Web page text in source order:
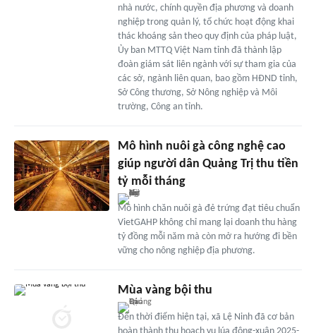
nhà nước, chính quyền địa phương và doanh
nghiệp trong quản lý, tổ chức hoạt động khai
thác khoáng sản theo quy định của pháp luật,
Ủy ban MTTQ Việt Nam tỉnh đã thành lập
đoàn giám sát liên ngành với sự tham gia của
các sở, ngành liên quan, bao gồm HĐND tỉnh,
Sở Công thương, Sở Nông nghiệp và Môi
trường, Công an tỉnh.
Mô hình nuôi gà công nghệ cao
giúp người dân Quảng Trị thu tiền
tỷ mỗi tháng
Mô hình chăn nuôi gà đẻ trứng đạt tiêu chuẩn
VietGAHP không chỉ mang lại doanh thu hàng
tỷ đồng mỗi năm mà còn mở ra hướng đi bền
vững cho nông nghiệp địa phương.
Mùa vàng bội thu
Đến thời điểm hiện tại, xã Lệ Ninh đã cơ bản
hoàn thành thu hoạch vụ lúa đông-xuân 2025-